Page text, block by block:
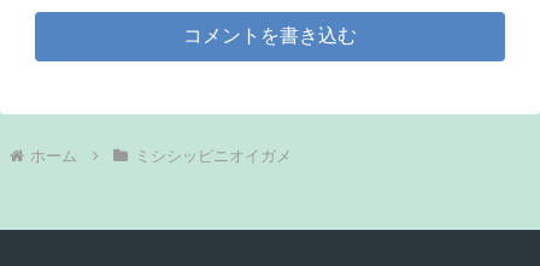
コメントを書き込む
ホーム ミシシッピニオイガメ